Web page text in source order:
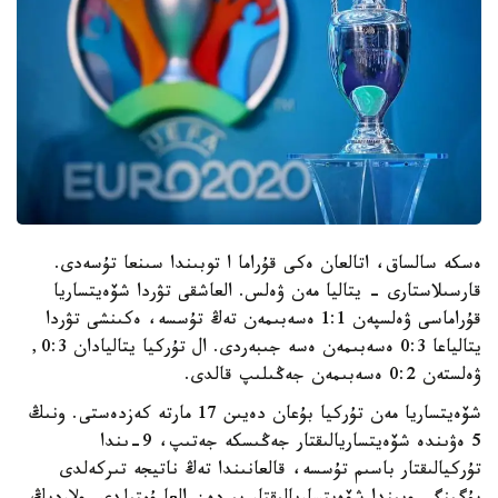
ەسكە سالساق، اتالعان ەكى قۇراما ا توبىندا سىنعا تۇسەدى.
قارسىلاستارى - يتاليا مەن ۋەلس. العاشقى تۋردا شۆەيتساريا
قۇراماسى ۋەلسپەن 1:1 ەسەبىمەن تەڭ تۇسسە، ەكىنشى تۋردا
يتالياعا 0:3 ەسەبىمەن ەسە جىبەردى. ال تۇركيا يتاليادان 0:3,
ۋەلستەن 0:2 ەسەبىمەن جەڭىلىپ قالدى.
شۆەيتساريا مەن تۇركيا بۇعان دەيىن 17 مارتە كەزدەستى. ونىڭ
5 ەۋىندە شۆەيتساريالىقتار جەڭىسكە جەتىپ، 9-ىندا
تۇركيالىقتار باسىم تۇسسە، قالعانىندا تەڭ ناتيجە تىركەلدى